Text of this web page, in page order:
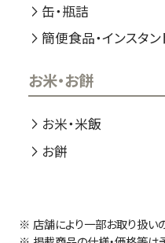
缶・瓶詰
簡便食品・インスタン
お米・お餅
お米・米飯
お餅
店舗により一部お取り扱い